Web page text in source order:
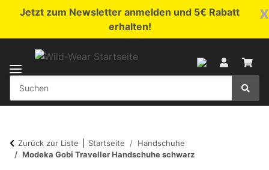
x
Jetzt zum Newsletter anmelden und 5€ Rabatt
erhalten!
Zurück zur Liste Startseite
Handschuhe
Modeka Gobi Traveller Handschuhe schwarz